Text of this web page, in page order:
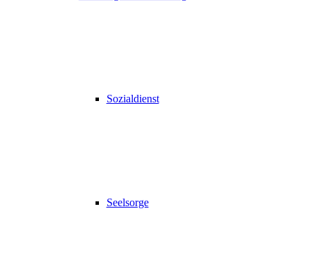
Sozialdienst
Seelsorge